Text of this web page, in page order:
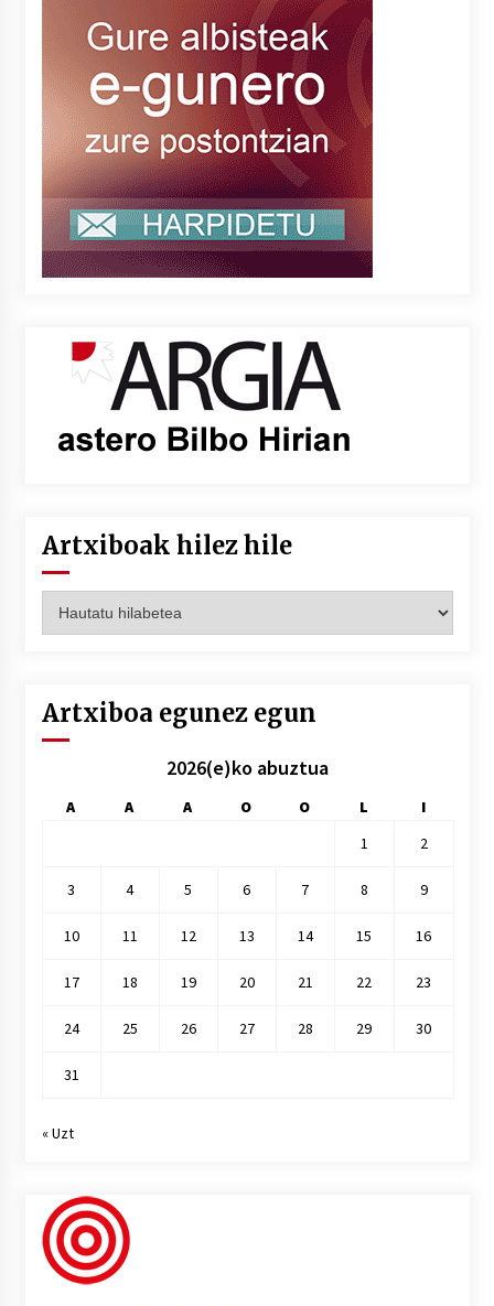
Artxiboak hilez hile
hilez
Artxiboa egunez egun
2026(e)ko abuztua
A A A O O L
I
1
2
3 4 5 6 7 8 9
10 11 12 13 14 15 16
17 18 19 20 21 22 23
24 25 26 27 28 29 30
31
« Uzt